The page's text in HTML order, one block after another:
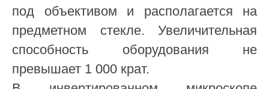
под объективом и располагается на
предметном стекле. Увеличительная
способность оборудования не
превышает 1 000 крат.